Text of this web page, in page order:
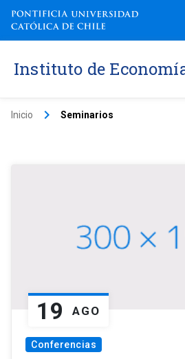
Instituto de
Inicio keyboard_arrow_right Seminarios
19 AGO
Conferencias